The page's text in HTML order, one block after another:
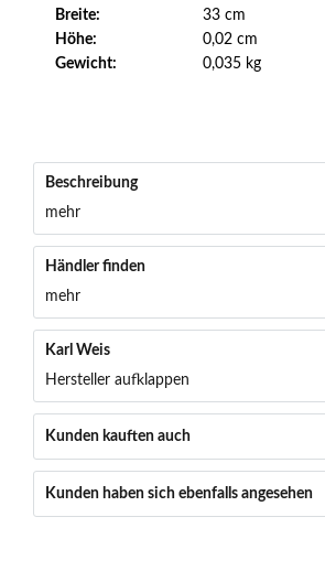
Breite:
33 cm
Höhe:
0,02 cm
Gewicht:
0,035 kg
Beschreibung
mehr
Händler finden
mehr
Karl Weis
Hersteller aufklappen
Kunden kauften auch
Kunden haben sich ebenfalls angesehen